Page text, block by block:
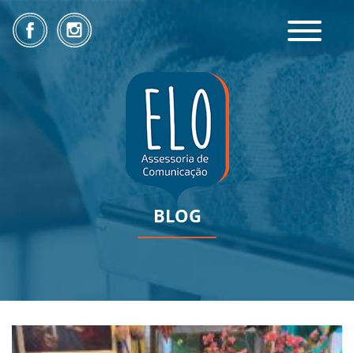
Toggle
BLOG